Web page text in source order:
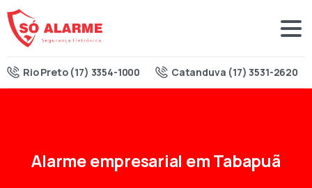
Rio Preto (17) 3354-1000 Catanduva (17) 3531-2620
Alarmeempresarial emTabapuã